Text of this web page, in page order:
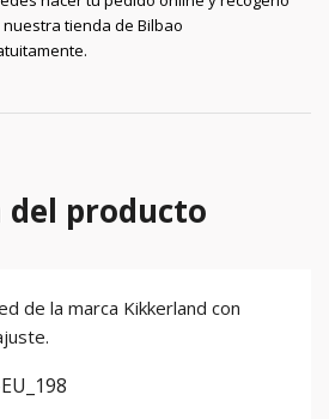
nuestra tienda de Bilbao
producto
de la marca Kikkerland con